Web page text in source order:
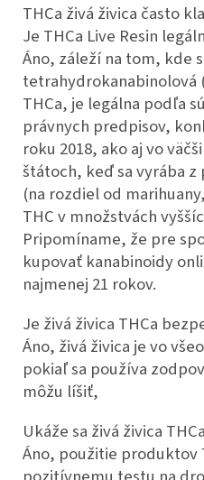
THCa živá živica často
Je THCa Live Resin
Áno, záleží na tom, kde
tetrahydrokanabinolová
THCa, je legálna podľa
právnych predpisov,
roku 2018, ako aj vo
štátoch, keď sa vyrába
(na rozdiel od
THC v množstvách
Pripomíname, že pre
kupovať kanabinoidy
najmenej 21 rokov.
Je živá živica THCa
Áno, živá živica je vo
pokiaľ sa používa
môžu líšiť,
Ukáže sa živá živica
Áno, použitie produktov